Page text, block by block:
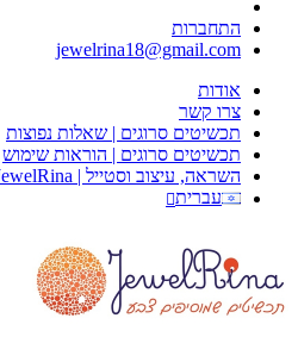
התחברות
jewelrina18@gmail.com
אודות
צרו קשר
תכשיטים סרוגים | שאלות נפוצות
תכשיטים סרוגים | הוראות שימוש
השראה, עיצוב וסטייל | JewelRina
עברית